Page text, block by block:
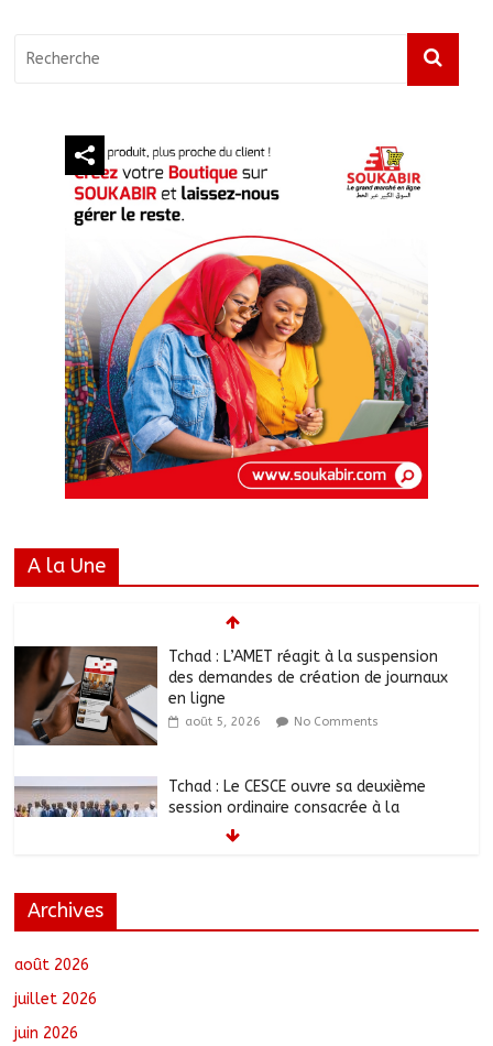
A la Une
Tchad : L’AMET réagit à la suspension
des demandes de création de journaux
en ligne
août 5, 2026 No Comments
Tchad : Le CESCE ouvre sa deuxième
session ordinaire consacrée à la
transition numérique
Sahel Défense Industrie
Archives
août 2026
juillet 2026
juin 2026